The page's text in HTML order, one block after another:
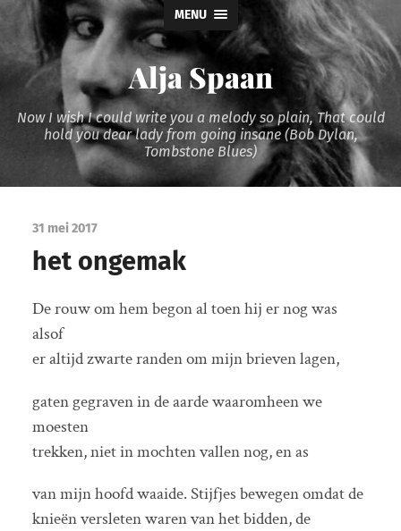
MENU
Alja Spaan
Now I wish I could write you a melody so plain, That could
hold you dear lady from going insane (Bob Dylan,
Tombstone Blues)
31 mei 2017
het ongemak
De rouw om hem begon al toen hij er nog was
alsof
er altijd zwarte randen om mijn brieven lagen,
gaten gegraven in de aarde waaromheen we
moesten
trekken, niet in mochten vallen nog, en as
van mijn hoofd waaide. Stijfjes bewegen omdat de
knieën versleten waren van het bidden, de